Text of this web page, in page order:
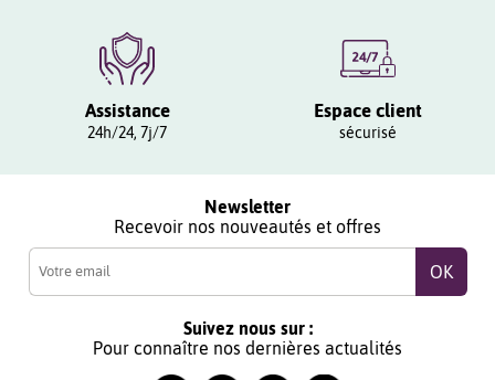
Assistance
24h/24, 7j/7
Espace client
sécurisé
Newsletter
Recevoir nos nouveautés et offres
Suivez nous sur :
Pour connaître nos dernières actualités